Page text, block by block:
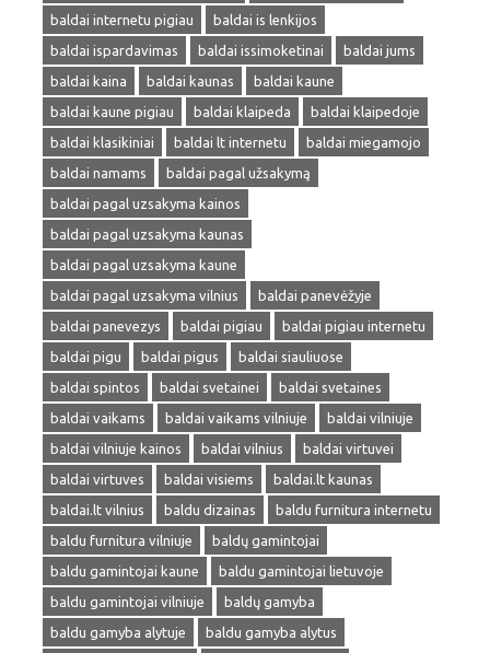
baldai internetu pigiau
baldai is lenkijos
baldai ispardavimas
baldai issimoketinai
baldai jums
baldai kaina
baldai kaunas
baldai kaune
baldai kaune pigiau
baldai klaipeda
baldai klaipedoje
baldai klasikiniai
baldai lt internetu
baldai miegamojo
baldai namams
baldai pagal užsakymą
baldai pagal uzsakyma kainos
baldai pagal uzsakyma kaunas
baldai pagal uzsakyma kaune
baldai pagal uzsakyma vilnius
baldai panevėžyje
baldai panevezys
baldai pigiau
baldai pigiau internetu
baldai pigu
baldai pigus
baldai siauliuose
baldai spintos
baldai svetainei
baldai svetaines
baldai vaikams
baldai vaikams vilniuje
baldai vilniuje
baldai vilniuje kainos
baldai vilnius
baldai virtuvei
baldai virtuves
baldai visiems
baldai.lt kaunas
baldai.lt vilnius
baldu dizainas
baldu furnitura internetu
baldu furnitura vilniuje
baldų gamintojai
baldu gamintojai kaune
baldu gamintojai lietuvoje
baldu gamintojai vilniuje
baldų gamyba
baldu gamyba alytuje
baldu gamyba alytus